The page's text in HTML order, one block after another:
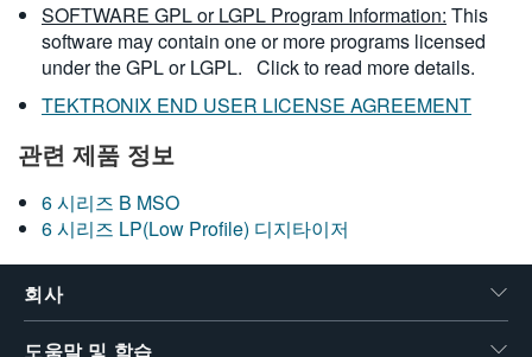
SOFTWARE GPL or LGPL Program Information: This
software may contain one or more programs licensed
under the GPL or LGPL. Click to read more details.
TEKTRONIX END USER LICENSE AGREEMENT
관련 제품 정보
6 시리즈 B MSO
6 시리즈 LP(Low Profile) 디지타이저
회사
도움말 및 학습